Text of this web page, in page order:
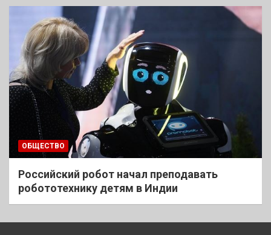
ОБЩЕСТВО
Российский робот начал преподавать
робототехнику детям в Индии